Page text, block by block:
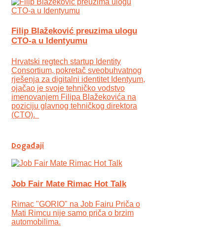
Filip Blažeković preuzima ulogu
CTO-a u Identyumu
Hrvatski regtech startup Identity
Consortium, pokretač sveobuhvatnog
rješenja za digitalni identitet Identyum,
ojаčao je svoje tehničko vodstvo
imenovanjem Filipa Blažekovića na
poziciju glavnog tehničkog direktora
(CTO).
Događaji
Job Fair Mate Rimac Hot Talk
Rimac "GORIO" na Job Fairu Priča o
Mati Rimcu nije samo priča o brzim
automobilima.